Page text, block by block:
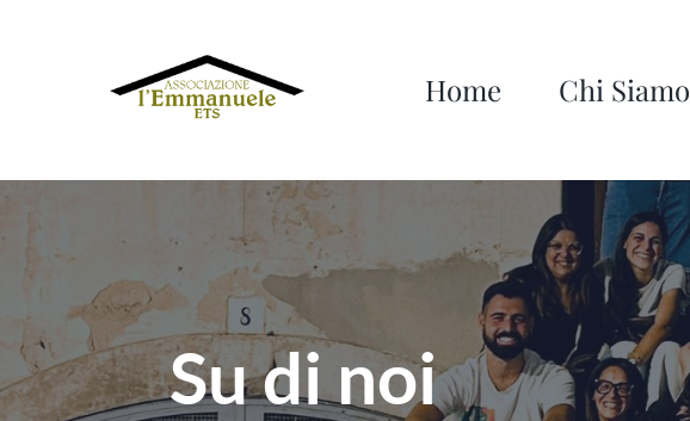
Home Chi Siamo
Su di noi